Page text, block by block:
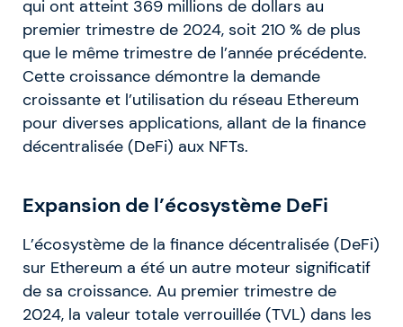
qui ont atteint 369 millions de dollars au
premier trimestre de 2024, soit 210 % de plus
que le même trimestre de l’année précédente.
Cette croissance démontre la demande
croissante et l’utilisation du réseau Ethereum
pour diverses applications, allant de la finance
décentralisée (DeFi) aux NFTs.
Expansion de l’écosystème DeFi
L’écosystème de la finance décentralisée (DeFi)
sur Ethereum a été un autre moteur significatif
de sa croissance. Au premier trimestre de
2024, la valeur totale verrouillée (TVL) dans les